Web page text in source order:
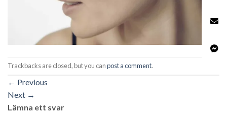
Trackbacks are closed, but you canpost a comment.
← Previous
Next →
Lämna ett svar